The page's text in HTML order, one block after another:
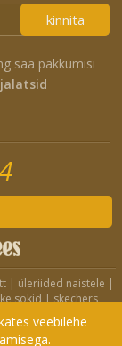
kinnita
saa pakkumisi
| üleriided naistele |
sokid | skechers
spordikott | crocs
veebilehe